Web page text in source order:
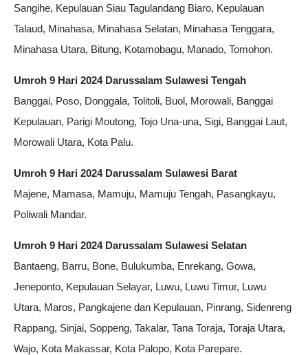
Sangihe, Kepulauan Siau Tagulandang Biaro, Kepulauan
Talaud, Minahasa, Minahasa Selatan, Minahasa Tenggara,
Minahasa Utara, Bitung, Kotamobagu, Manado, Tomohon.
Umroh 9 Hari 2024 Darussalam Sulawesi Tengah
Banggai, Poso, Donggala, Tolitoli, Buol, Morowali, Banggai
Kepulauan, Parigi Moutong, Tojo Una-una, Sigi, Banggai Laut,
Morowali Utara, Kota Palu.
Umroh 9 Hari 2024 Darussalam Sulawesi Barat
Majene, Mamasa, Mamuju, Mamuju Tengah, Pasangkayu,
Poliwali Mandar.
Umroh 9 Hari 2024 Darussalam Sulawesi Selatan
Bantaeng, Barru, Bone, Bulukumba, Enrekang, Gowa,
Jeneponto, Kepulauan Selayar, Luwu, Luwu Timur, Luwu
Utara, Maros, Pangkajene dan Kepulauan, Pinrang, Sidenreng
Rappang, Sinjai, Soppeng, Takalar, Tana Toraja, Toraja Utara,
Wajo, Kota Makassar, Kota Palopo, Kota Parepare.